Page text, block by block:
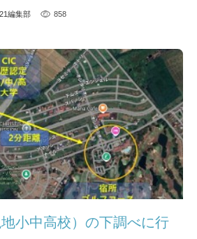
編集部 858
小中高校）の下調べに行